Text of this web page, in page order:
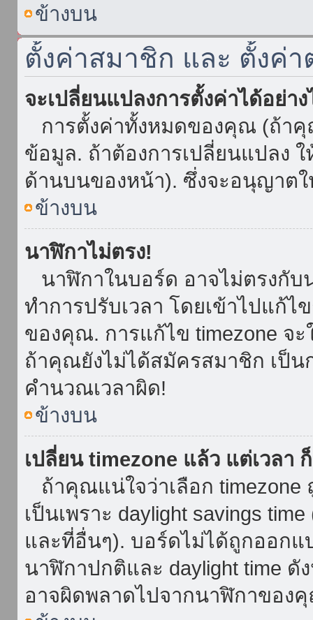
ข้างบน
ตั้งค่าสมาชิก และ ตั้งค่า
จะเปลี่ยนแปลงการตั้งค่าได้อย่าง
การตั้งค่าทั้งหมดของคุณ (ถ้าคุ
ข้อมูล. ถ้าต้องการเปลี่ยนแปลง
ด้านบนของหน้า). ซึ่งจะอนุญาต
ข้างบน
นาฬิกาไม่ตรง!
นาฬิกาในบอร์ด อาจไม่ตรงกั
ทำการปรับเวลา โดยเข้าไปแก้
ของคุณ. การแก้ไข timezone จ
ถ้าคุณยังไม่ได้สมัครสมาชิก เป็
คำนวณเวลาผิด!
ข้างบน
เปลี่ยน timezone แล้ว แต่เวลา
ถ้าคุณแน่ใจว่าเลือก timezone
เป็นเพราะ daylight savings
และที่อื่นๆ). บอร์ดไม่ได้ถูกออกแ
นาฬิกาปกติและ daylight time
อาจผิดพลาดไปจากนาฬิกาของ